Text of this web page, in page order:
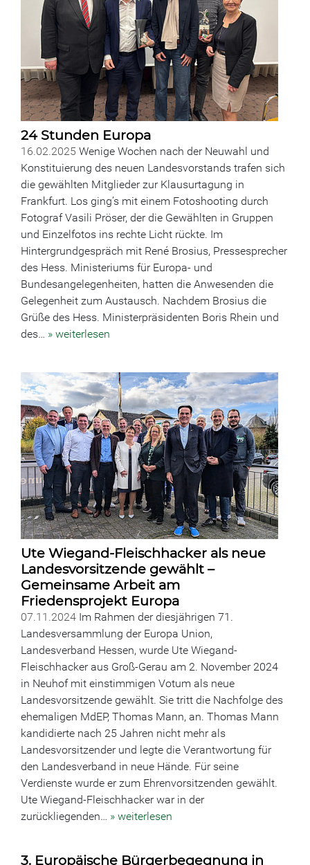
24 Stunden Europa
16.02.2025 Wenige Wochen nach der Neuwahl und
Konstituierung des neuen Landesvorstands trafen sich
die gewählten Mitglieder zur Klausurtagung in
Frankfurt. Los ging’s mit einem Fotoshooting durch
Fotograf Vasili Pröser, der die Gewählten in Gruppen
und Einzelfotos ins rechte Licht rückte. Im
Hintergrundgespräch mit René Brosius, Pressesprecher
des Hess. Ministeriums für Europa- und
Bundesangelegenheiten, hatten die Anwesenden die
Gelegenheit zum Austausch. Nachdem Brosius die
Grüße des Hess. Ministerpräsidenten Boris Rhein und
des… » weiterlesen
Ute Wiegand-Fleischhacker als neue
Landesvorsitzende gewählt –
Gemeinsame Arbeit am
Friedensprojekt Europa
07.11.2024 Im Rahmen der diesjährigen 71.
Landesversammlung der Europa Union,
Landesverband Hessen, wurde Ute Wiegand-
Fleischhacker aus Groß-Gerau am 2. November 2024
in Neuhof mit einstimmigen Votum als neue
Landesvorsitzende gewählt. Sie tritt die Nachfolge des
ehemaligen MdEP, Thomas Mann, an. Thomas Mann
kandidierte nach 25 Jahren nicht mehr als
Landesvorsitzender und legte die Verantwortung für
den Landesverband in neue Hände. Für seine
Verdienste wurde er zum Ehrenvorsitzenden gewählt.
Ute Wiegand-Fleischhacker war in der
zurückliegenden… » weiterlesen
3. Europäische Bürgerbegegnung in